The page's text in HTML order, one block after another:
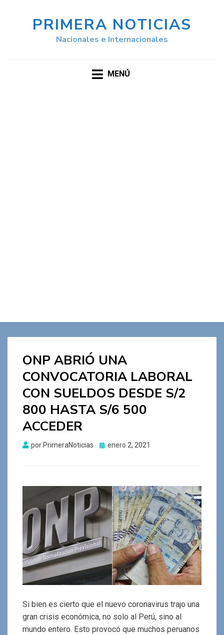
PRIMERA NOTICIAS
Nacionales e Internacionales
MENÚ
ONP ABRIÓ UNA
CONVOCATORIA LABORAL
CON SUELDOS DESDE S/2
800 HASTA S/6 500
ACCEDER
por PrimeraNoticias
Publicado
enero 2, 2021
Si bien es cierto que el nuevo coronavirus trajo una
gran crisis económica, no solo al Perú, sino al
mundo entero. Esto provocó que muchos peruanos